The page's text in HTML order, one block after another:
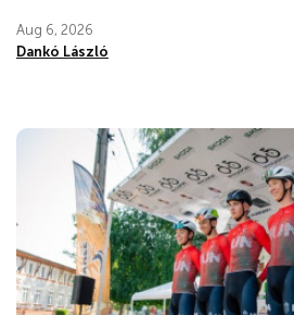
Aug 6, 2026
Dankó László